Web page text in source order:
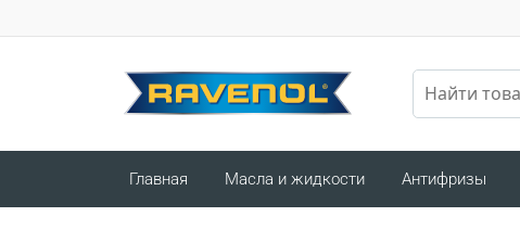
Главная Масла и жидкости Антифризы